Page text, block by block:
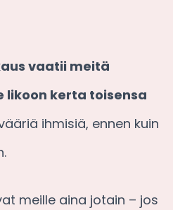
vaatii meitä
kerta toisensa
ihmisiä, ennen kuin
meille aina jotain – jos